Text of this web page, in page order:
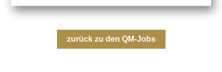
zurück zu den QM-Jobs